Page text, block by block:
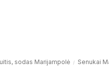
sodas Marijampolė Senukai